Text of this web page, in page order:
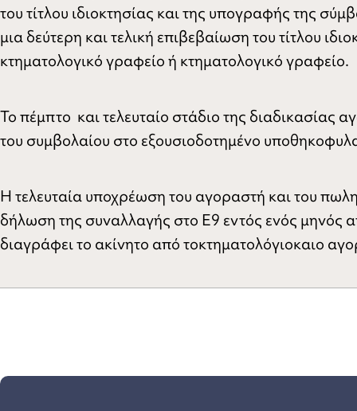
του τίτλου ιδιοκτησίας και της υπογραφής της
μια δεύτερη και τελική επιβεβαίωση του τίτλου
κτηματολογικό γραφείο ή κτηματολογικό γραφείο.
Το πέμπτο και τελευταίο στάδιο της διαδικασίας
του συμβολαίου στο εξουσιοδοτημένο
Η τελευταία υποχρέωση του αγοραστή και του
δήλωση της συναλλαγής στο Ε9 εντός ενός
διαγράφει το ακίνητο από τοκτηματολόγιοκαιο